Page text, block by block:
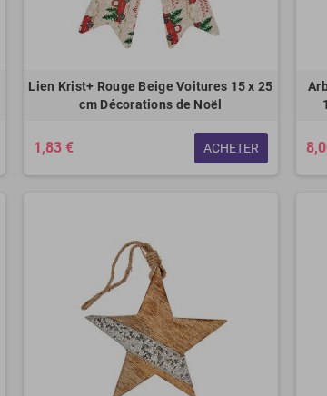
Lien Krist+ Rouge Beige Voitures 15 x 25
cm Décorations de Noël
1,83 € ACHETER